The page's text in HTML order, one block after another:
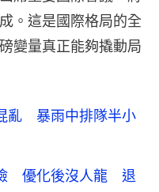
。這是國際格局的全
變量真正能夠撬動局
亂 暴雨中排隊半小
檢 優化後沒人龍 退